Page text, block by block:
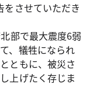
をさせていただき
部で最大震度6弱
、犠牲になられ
ともに、被災さ
上げたく存じま